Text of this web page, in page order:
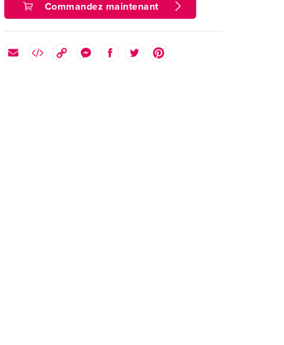
Commandez maintenant